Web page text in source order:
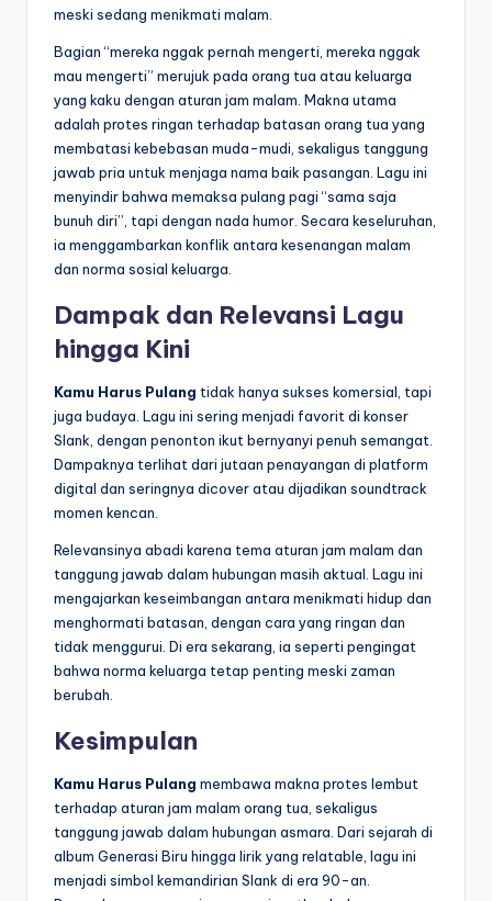
meski sedang menikmati malam.
Bagian “mereka nggak pernah mengerti, mereka nggak
mau mengerti” merujuk pada orang tua atau keluarga
yang kaku dengan aturan jam malam. Makna utama
adalah protes ringan terhadap batasan orang tua yang
membatasi kebebasan muda-mudi, sekaligus tanggung
jawab pria untuk menjaga nama baik pasangan. Lagu ini
menyindir bahwa memaksa pulang pagi “sama saja
bunuh diri”, tapi dengan nada humor. Secara keseluruhan,
ia menggambarkan konflik antara kesenangan malam
dan norma sosial keluarga.
Dampak dan Relevansi Lagu
hingga Kini
Kamu Harus Pulang tidak hanya sukses komersial, tapi
juga budaya. Lagu ini sering menjadi favorit di konser
Slank, dengan penonton ikut bernyanyi penuh semangat.
Dampaknya terlihat dari jutaan penayangan di platform
digital dan seringnya dicover atau dijadikan soundtrack
momen kencan.
Relevansinya abadi karena tema aturan jam malam dan
tanggung jawab dalam hubungan masih aktual. Lagu ini
mengajarkan keseimbangan antara menikmati hidup dan
menghormati batasan, dengan cara yang ringan dan
tidak menggurui. Di era sekarang, ia seperti pengingat
bahwa norma keluarga tetap penting meski zaman
berubah.
Kesimpulan
Kamu Harus Pulang membawa makna protes lembut
terhadap aturan jam malam orang tua, sekaligus
tanggung jawab dalam hubungan asmara. Dari sejarah di
album Generasi Biru hingga lirik yang relatable, lagu ini
menjadi simbol kemandirian Slank di era 90-an.